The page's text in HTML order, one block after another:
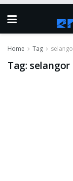
Home Tag
Tag: selangor